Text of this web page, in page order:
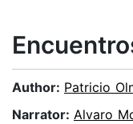
Author: Patricio
Narrator: Alvaro